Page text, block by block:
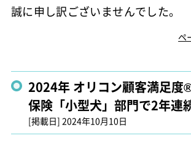
誠に申し訳ございませんでした。
ペ
2024年 オリコン顧客満足度
保険「小型犬」部門で2年連
[掲載日] 2024年10月10日